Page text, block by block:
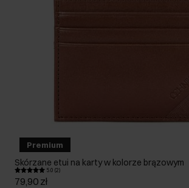
Premium
Skórzane etui na karty w kolorze brązowym
5.0 (2)
79,90 zł